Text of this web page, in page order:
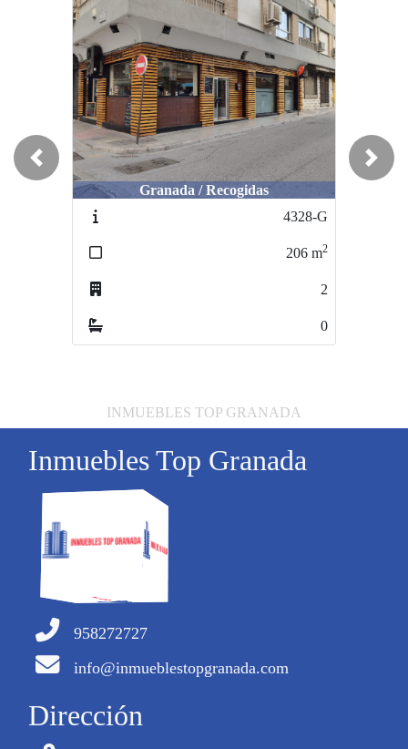
Granada / Recogidas
4328-G
m2
Santa Fe / centro
4594-PS88-1
Previous Next
INMUEBLES TOP GRANADA
Inmuebles Top Granada
958272727
info@inmueblestopgranada.com
Dirección